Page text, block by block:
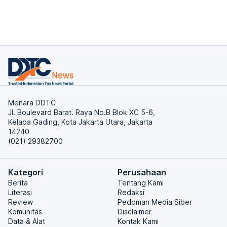
Menara DDTC
Jl. Boulevard Barat. Raya No.B Blok XC 5-6,
Kelapa Gading, Kota Jakarta Utara, Jakarta
14240
(021) 29382700
Kategori
Berita
Literasi
Review
Komunitas
Data & Alat
Perusahaan
Tentang Kami
Redaksi
Pedoman Media Siber
Disclaimer
Kontak Kami